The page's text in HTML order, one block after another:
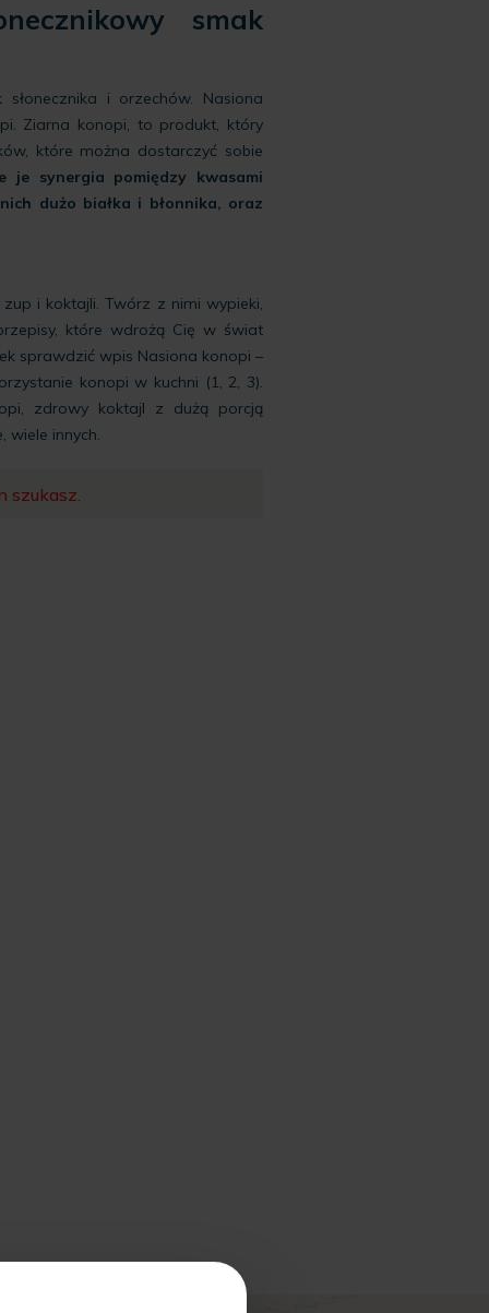
smak
i orzechów. Nasiona
Ziarna konopi, to produkt, który
które można dostarczyć sobie
je synergia pomiędzy kwasami
dużo białka i błonnika, oraz
i koktajli. Twórz z nimi wypieki,
które wdrożą Cię w świat
sprawdzić wpis Nasiona konopi –
konopi w kuchni (1, 2, 3).
zdrowy koktajl z dużą porcją
wiele innych.
szukasz.